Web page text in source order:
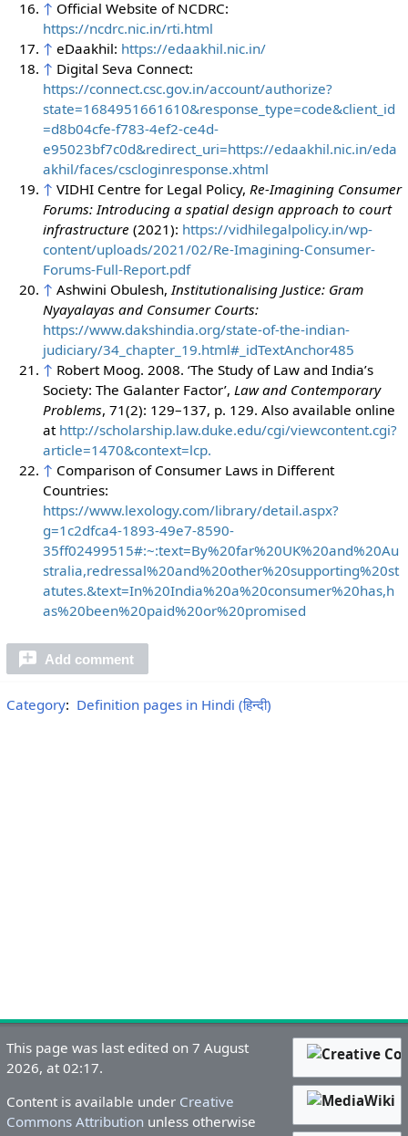
↑ Official Website of NCDRC:
https://ncdrc.nic.in/rti.html
↑ eDaakhil: https://edaakhil.nic.in/
↑ Digital Seva Connect:
https://connect.csc.gov.in/account/authorize?
state=1684951661610&response_type=code&client_id
=d8b04cfe-f783-4ef2-ce4d-
e95023bf7c0d&redirect_uri=https://edaakhil.nic.in/eda
akhil/faces/cscloginresponse.xhtml
↑ VIDHI Centre for Legal Policy, Re-Imagining Consumer
Forums: Introducing a spatial design approach to court
infrastructure (2021): https://vidhilegalpolicy.in/wp-
content/uploads/2021/02/Re-Imagining-Consumer-
Forums-Full-Report.pdf
↑ Ashwini Obulesh,Institutionalising Justice: Gram
Nyayalayas and Consumer Courts:
https://www.dakshindia.org/state-of-the-indian-
judiciary/34_chapter_19.html#_idTextAnchor485
↑ Robert Moog. 2008. ‘The Study of Law and India’s
Society: The Galanter Factor’, Law and Contemporary
Problems, 71(2): 129–137, p. 129. Also available online
at http://scholarship.law.duke.edu/cgi/viewcontent.cgi?
article=1470&context=lcp.
↑ Comparison of Consumer Laws in Different
Countries:
https://www.lexology.com/library/detail.aspx?
g=1c2dfca4-1893-49e7-8590-
35ff02499515#:~:text=By%20far%20UK%20and%20Au
stralia,redressal%20and%20other%20supporting%20st
atutes.&text=In%20India%20a%20consumer%20has,h
as%20been%20paid%20or%20promised
Add comment
Category: Definition pages in Hindi (हिन्दी)
This page was last edited on 7 August
2026, at 02:17.
Content is available under Creative
Commons Attribution unless otherwise